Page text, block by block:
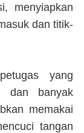
menyiapkan
dan titik-
yang
dan banyak
memakai
tangan